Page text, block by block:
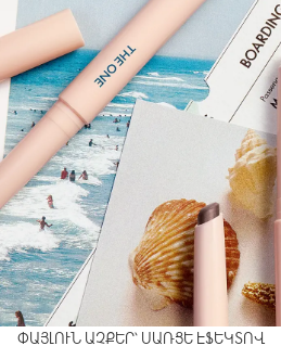
ՓԱՅԼՈՒՆ ԱՉՔԵՐ՝ ՍԱՌՑԵ ԷՖԵԿՏՈՎ